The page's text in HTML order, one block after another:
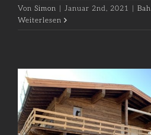
Von Simon | Januar 2nd, 2021 |
Weiterlesen